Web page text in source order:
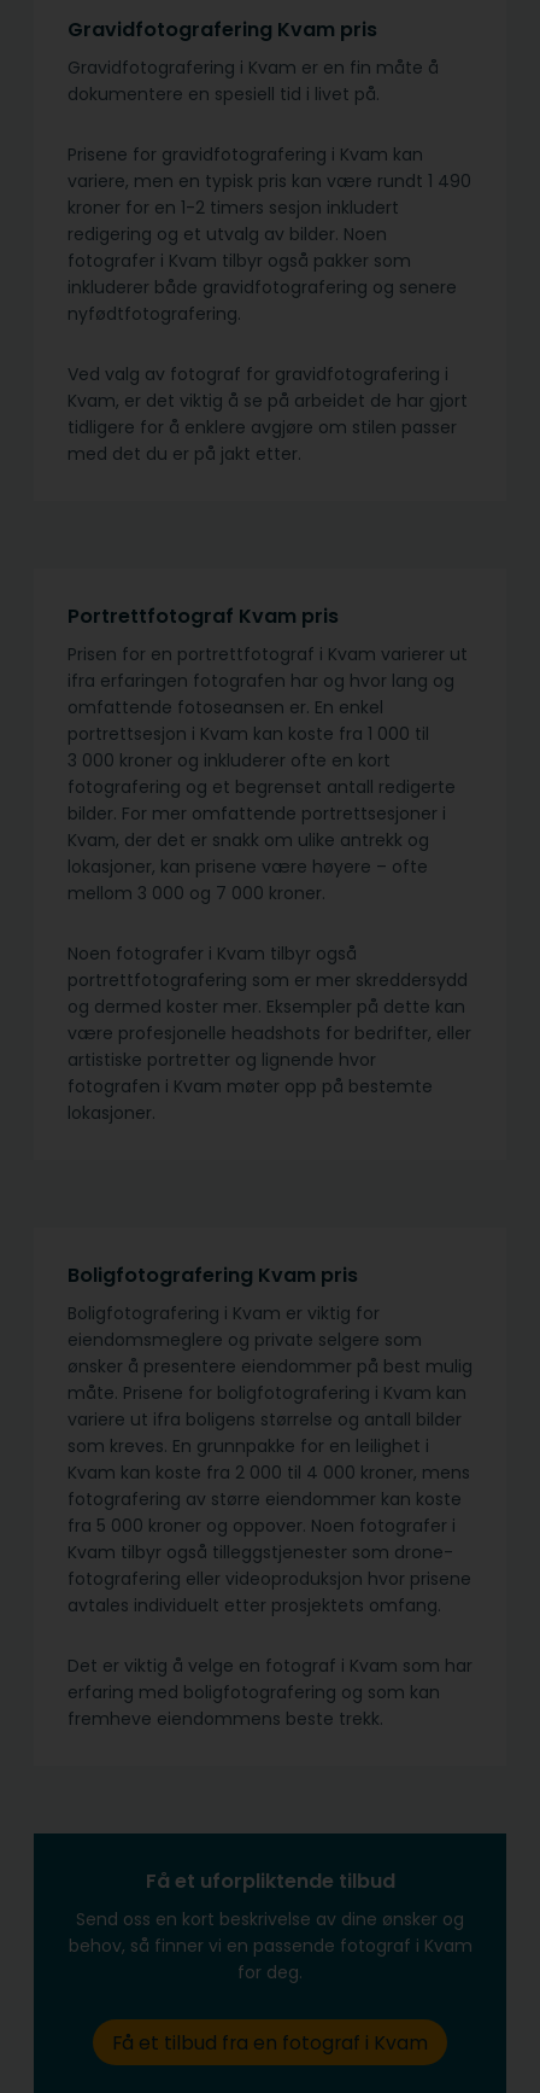
Gravidfotografering Kvam pris
Gravidfotografering i Kvam er en fin måte å
dokumentere en spesiell tid i livet på.
Prisene for gravidfotografering i Kvam kan
variere, men en typisk pris kan være rundt 1 490
kroner for en 1-2 timers sesjon inkludert
redigering og et utvalg av bilder. Noen
fotografer i Kvam tilbyr også pakker som
inkluderer både gravidfotografering og senere
nyfødtfotografering.
Ved valg av fotograf for gravidfotografering i
Kvam, er det viktig å se på arbeidet de har gjort
tidligere for å enklere avgjøre om stilen passer
med det du er på jakt etter.
Portrettfotograf Kvam pris
Prisen for en portrettfotograf i Kvam varierer ut
ifra erfaringen fotografen har og hvor lang og
omfattende fotoseansen er. En enkel
portrettsesjon i Kvam kan koste fra 1 000 til
3 000 kroner og inkluderer ofte en kort
fotografering og et begrenset antall redigerte
bilder. For mer omfattende portrettsesjoner i
Kvam, der det er snakk om ulike antrekk og
lokasjoner, kan prisene være høyere – ofte
mellom 3 000 og 7 000 kroner.
Noen fotografer i Kvam tilbyr også
portrettfotografering som er mer skreddersydd
og dermed koster mer. Eksempler på dette kan
være profesjonelle headshots for bedrifter, eller
artistiske portretter og lignende hvor
fotografen i Kvam møter opp på bestemte
lokasjoner.
Boligfotografering Kvam pris
Boligfotografering i Kvam er viktig for
eiendomsmeglere og private selgere som
ønsker å presentere eiendommer på best mulig
måte. Prisene for boligfotografering i Kvam kan
variere ut ifra boligens størrelse og antall bilder
som kreves. En grunnpakke for en leilighet i
Kvam kan koste fra 2 000 til 4 000 kroner, mens
fotografering av større eiendommer kan koste
fra 5 000 kroner og oppover. Noen fotografer i
Kvam tilbyr også tilleggstjenester som drone-
fotografering eller videoproduksjon hvor prisene
avtales individuelt etter prosjektets omfang.
Det er viktig å velge en fotograf i Kvam som har
erfaring med boligfotografering og som kan
fremheve eiendommens beste trekk.
Få et uforpliktende tilbud
Send oss en kort beskrivelse av dine ønsker og
behov, så finner vi en passende fotograf i Kvam
for deg.
Få et tilbud fra en fotograf i Kvam